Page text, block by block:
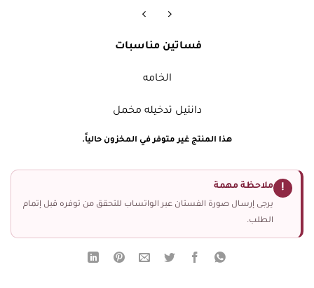
فساتين مناسبات
الخامه
دانتيل تدخيله مخمل
هذا المنتج غير متوفر في المخزون حالياً.
! ملاحظة مهمة
يرجى إرسال صورة الفستان عبر الواتساب للتحقق من توفره قبل إتمام
الطلب.